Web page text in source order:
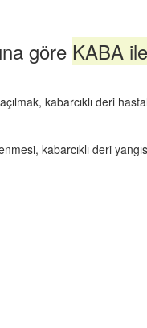
göre KABA
kabarcıklı deri
kabarcıklı deri